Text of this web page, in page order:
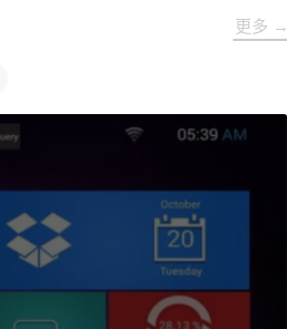
更多 →